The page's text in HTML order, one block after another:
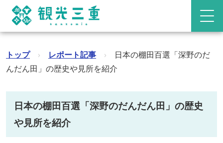
トップ › レポート記事 ›
日本の棚田百選「深野のだ
んだん田」の歴史や見所を紹介
日本の棚田百選「深野のだんだん田」の歴史
や見所を紹介